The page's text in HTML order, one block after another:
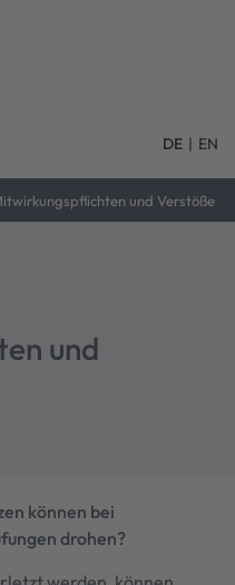
DE | EN
und Verstöße
und
können bei
drohen?